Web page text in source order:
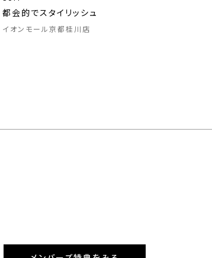
都会的でスタイリッシュ
イオンモール京都桂川店